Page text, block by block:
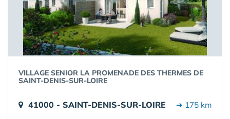
VILLAGE SENIOR LA PROMENADE DES THERMES DE
SAINT-DENIS-SUR-LOIRE
41000 - SAINT-DENIS-SUR-LOIRE ➔ 175 km